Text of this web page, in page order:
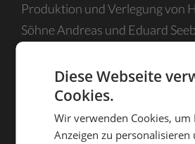
DER BODEN
Produktion und Verlegung von
Söhne Andreas und Eduard
Produktsegment auf alle Arten
Bodenbelägen. Die Holzboden-
hingegen wurde aus
eingestellt. Heut zählt die Firma
Diese Webseite
Cookies.
Wir verwenden Cookies, um
Anzeigen zu personalisieren